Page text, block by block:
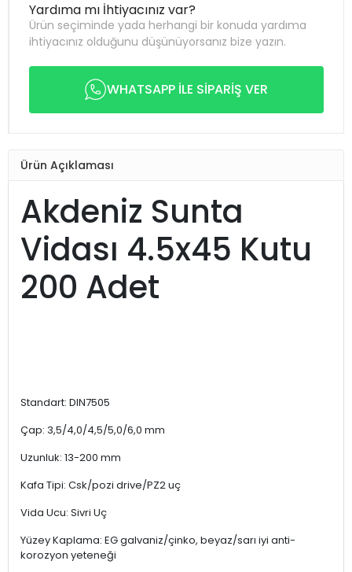
Yardıma mı İhtiyacınız var?
Ürün seçiminde yada herhangi bir konuda yardıma
ihtiyacınız olduğunu düşünüyorsanız bize yazın.
WHATSAPP İLE SİPARİŞ VER
Ürün Açıklaması
Akdeniz Sunta
Vidası 4.5x45 Kutu
200 Adet
Standart: DIN7505
Çap: 3,5/4,0/4,5/5,0/6,0 mm
Uzunluk: 13-200 mm
Kafa Tipi: Csk/pozi drive/PZ2 uç
Vida Ucu: Sivri Uç
Yüzey Kaplama: EG galvaniz/çinko, beyaz/sarı iyi anti-
korozyon yeteneği